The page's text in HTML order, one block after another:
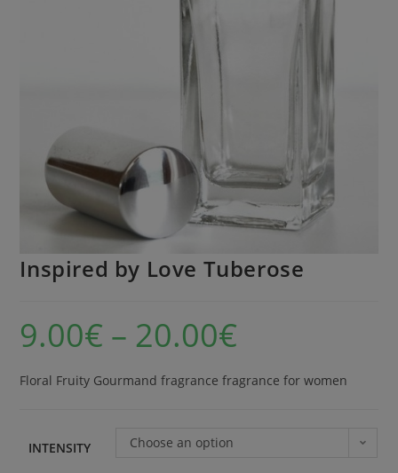
Inspired by Love Tuberose
9.00€ – 20.00€
Floral Fruity Gourmand fragrance fragrance for women
INTENSITY Choose an option